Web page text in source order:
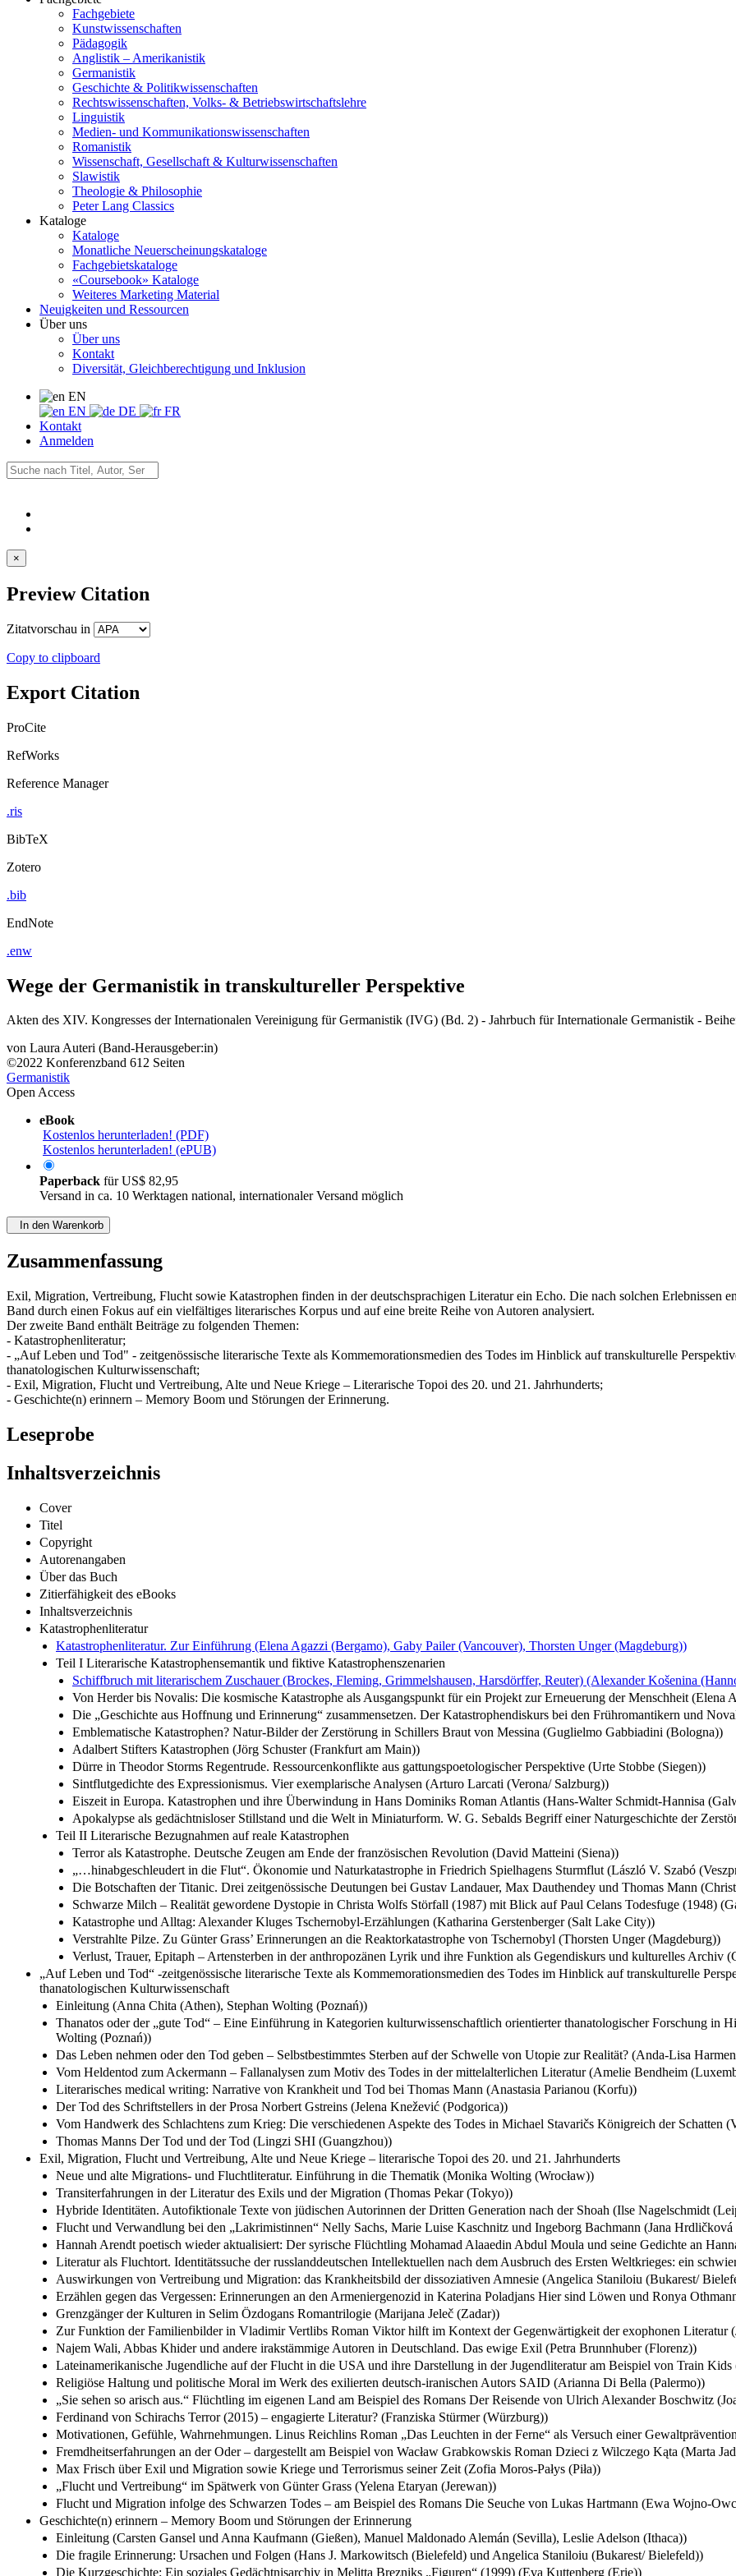
Fachgebiete
Kunstwissenschaften
Pädagogik
Anglistik – Amerikanistik
Germanistik
Geschichte & Politikwissenschaften
Rechtswissenschaften, Volks- & Betriebswirtschaftslehre
Linguistik
Medien- und Kommunikationswissenschaften
Romanistik
Wissenschaft, Gesellschaft & Kulturwissenschaften
Slawistik
Theologie & Philosophie
Peter Lang Classics
Kataloge
Kataloge
Monatliche Neuerscheinungskataloge
Fachgebietskataloge
«Coursebook» Kataloge
Weiteres Marketing Material
Neuigkeiten und Ressourcen
Über uns
Über uns
Kontakt
Diversität, Gleichberechtigung und Inklusion
EN
EN
DE
FR
Kontakt
Anmelden
×
Preview Citation
Zitatvorschau in
Copy to clipboard
Export Citation
ProCite
RefWorks
Reference Manager
.ris
BibTeX
Zotero
.bib
EndNote
.enw
Wege der Germanistik in transkultureller Perspektive
Akten des XIV. Kongresses der Internationalen Vereinigung für Germanistik (IVG) (Bd. 2) - Jahrbuch für Internationale Germanistik -
von Laura Auteri (Band-Herausgeber:in)
©2022 Konferenzband 612 Seiten
Germanistik
Open Access
eBook
Kostenlos herunterladen! (PDF)
Kostenlos herunterladen! (ePUB)
Paperback fürUS$ 82,95
Versand in ca. 10 Werktagen national, internationaler Versand möglich
In den Warenkorb
Zusammenfassung
Exil, Migration, Vertreibung, Flucht sowie Katastrophen finden in der deutschsprachigen Literatur ein Echo. Die nach solchen Erlebnissen
Band durch einen Fokus auf ein vielfältiges literarisches Korpus und auf eine breite Reihe von Autoren analysiert.
Der zweite Band enthält Beiträge zu folgenden Themen:
- Katastrophenliteratur;
- „Auf Leben und Tod" - zeitgenössische literarische Texte als Kommemorationsmedien des Todes im Hinblick auf transkulturelle
thanatologischen Kulturwissenschaft;
- Exil, Migration, Flucht und Vertreibung, Alte und Neue Kriege – Literarische Topoi des 20. und 21. Jahrhunderts;
- Geschichte(n) erinnern – Memory Boom und Störungen der Erinnerung.
Leseprobe
Inhaltsverzeichnis
Cover
Titel
Copyright
Autorenangaben
Über das Buch
Zitierfähigkeit des eBooks
Inhaltsverzeichnis
Katastrophenliteratur
Katastrophenliteratur. Zur Einführung (Elena Agazzi (Bergamo), Gaby Pailer (Vancouver), Thorsten Unger (Magdeburg))
Teil I Literarische Katastrophensemantik und fiktive Katastrophenszenarien
Schiffbruch mit literarischem Zuschauer (Brockes, Fleming, Grimmelshausen, Harsdörffer, Reuter) (Alexander Košenina
Von Herder bis Novalis: Die kosmische Katastrophe als Ausgangspunkt für ein Projekt zur Erneuerung der Menschheit (Elena
Die „Geschichte aus Hoffnung und Erinnerung“ zusammensetzen. Der Katastrophendiskurs bei den Frühromantikern und
Emblematische Katastrophen? Natur-Bilder der Zerstörung in Schillers Braut von Messina (Guglielmo Gabbiadini (Bologna))
Adalbert Stifters Katastrophen (Jörg Schuster (Frankfurt am Main))
Dürre in Theodor Storms Regentrude. Ressourcenkonflikte aus gattungspoetologischer Perspektive (Urte Stobbe (Siegen))
Sintflutgedichte des Expressionismus. Vier exemplarische Analysen (Arturo Larcati (Verona/ Salzburg))
Eiszeit in Europa. Katastrophen und ihre Überwindung in Hans Dominiks Roman Atlantis (Hans-Walter Schmidt-Hannisa
Apokalypse als gedächtnisloser Stillstand und die Welt in Miniaturform. W. G. Sebalds Begriff einer Naturgeschichte der
Teil II Literarische Bezugnahmen auf reale Katastrophen
Terror als Katastrophe. Deutsche Zeugen am Ende der französischen Revolution (David Matteini (Siena))
„…hinabgeschleudert in die Flut“. Ökonomie und Naturkatastrophe in Friedrich Spielhagens Sturmflut (László V. Szabó
Die Botschaften der Titanic. Drei zeitgenössische Deutungen bei Gustav Landauer, Max Dauthendey und Thomas Mann
Schwarze Milch – Realität gewordene Dystopie in Christa Wolfs Störfall (1987) mit Blick auf Paul Celans Todesfuge (1948)
Katastrophe und Alltag: Alexander Kluges Tschernobyl-Erzählungen (Katharina Gerstenberger (Salt Lake City))
Verstrahlte Pilze. Zu Günter Grass’ Erinnerungen an die Reaktorkatastrophe von Tschernobyl (Thorsten Unger (Magdeburg))
Verlust, Trauer, Epitaph – Artensterben in der anthropozänen Lyrik und ihre Funktion als Gegendiskurs und kulturelles Archiv
„Auf Leben und Tod“ -zeitgenössische literarische Texte als Kommemorationsmedien des Todes im Hinblick auf transkulturelle
thanatologischen Kulturwissenschaft
Einleitung (Anna Chita (Athen), Stephan Wolting (Poznań))
Thanatos oder der „gute Tod“ – Eine Einführung in Kategorien kulturwissenschaftlich orientierter thanatologischer Forschung in
Wolting (Poznań))
Das Leben nehmen oder den Tod geben – Selbstbestimmtes Sterben auf der Schwelle von Utopie zur Realität? (Anda-Lisa
Vom Heldentod zum Ackermann – Fallanalysen zum Motiv des Todes in der mittelalterlichen Literatur (Amelie Bendheim
Literarisches medical writing: Narrative von Krankheit und Tod bei Thomas Mann (Anastasia Parianou (Korfu))
Der Tod des Schriftstellers in der Prosa Norbert Gstreins (Jelena Knežević (Podgorica))
Vom Handwerk des Schlachtens zum Krieg: Die verschiedenen Aspekte des Todes in Michael Stavaričs Königreich der Schatten
Thomas Manns Der Tod und der Tod (Lingzi SHI (Guangzhou))
Exil, Migration, Flucht und Vertreibung, Alte und Neue Kriege – literarische Topoi des 20. und 21. Jahrhunderts
Neue und alte Migrations- und Fluchtliteratur. Einführung in die Thematik (Monika Wolting (Wrocław))
Transiterfahrungen in der Literatur des Exils und der Migration (Thomas Pekar (Tokyo))
Hybride Identitäten. Autofiktionale Texte von jüdischen Autorinnen der Dritten Generation nach der Shoah (Ilse Nagelschmidt
Flucht und Verwandlung bei den „Lakrimistinnen“ Nelly Sachs, Marie Luise Kaschnitz und Ingeborg Bachmann (Jana
Hannah Arendt poetisch wieder aktualisiert: Der syrische Flüchtling Mohamad Alaaedin Abdul Moula und seine Gedichte an
Literatur als Fluchtort. Identitätssuche der russlanddeutschen Intellektuellen nach dem Ausbruch des Ersten Weltkrieges: ein
Auswirkungen von Vertreibung und Migration: das Krankheitsbild der dissoziativen Amnesie (Angelica Staniloiu (Bukarest/
Erzählen gegen das Vergessen: Erinnerungen an den Armeniergenozid in Katerina Poladjans Hier sind Löwen und Ronya
Grenzgänger der Kulturen in Selim Özdogans Romantrilogie (Marijana Jeleč (Zadar))
Zur Funktion der Familienbilder in Vladimir Vertlibs Roman Viktor hilft im Kontext der Gegenwärtigkeit der exophonen Literatur
Najem Wali, Abbas Khider und andere irakstämmige Autoren in Deutschland. Das ewige Exil (Petra Brunnhuber (Florenz))
Lateinamerikanische Jugendliche auf der Flucht in die USA und ihre Darstellung in der Jugendliteratur am Beispiel von Train Kids
Religiöse Haltung und politische Moral im Werk des exilierten deutsch-iranischen Autors SAID (Arianna Di Bella (Palermo))
„Sie sehen so arisch aus.“ Flüchtling im eigenen Land am Beispiel des Romans Der Reisende von Ulrich Alexander Boschwitz
Ferdinand von Schirachs Terror (2015) – engagierte Literatur? (Franziska Stürmer (Würzburg))
Motivationen, Gefühle, Wahrnehmungen. Linus Reichlins Roman „Das Leuchten in der Ferne“ als Versuch einer
Fremdheitserfahrungen an der Oder – dargestellt am Beispiel von Wacław Grabkowskis Roman Dzieci z Wilczego Kąta (Marta
Max Frisch über Exil und Migration sowie Kriege und Terrorismus seiner Zeit (Zofia Moros-Pałys (Piła))
„Flucht und Vertreibung“ im Spätwerk von Günter Grass (Yelena Etaryan (Jerewan))
Flucht und Migration infolge des Schwarzen Todes – am Beispiel des Romans Die Seuche von Lukas Hartmann (Ewa Wojno-
Geschichte(n) erinnern – Memory Boom und Störungen der Erinnerung
Einleitung (Carsten Gansel und Anna Kaufmann (Gießen), Manuel Maldonado Alemán (Sevilla), Leslie Adelson (Ithaca))
Die fragile Erinnerung: Ursachen und Folgen (Hans J. Markowitsch (Bielefeld) und Angelica Staniloiu (Bukarest/ Bielefeld))
Die Kurzgeschichte: Ein soziales Gedächtnisarchiv in Melitta Brezniks „Figuren“ (1999) (Eva Kuttenberg (Erie))